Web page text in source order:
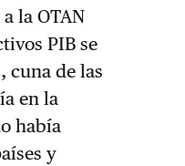
la OTAN
PIB se
cuna de las
en la
había
y